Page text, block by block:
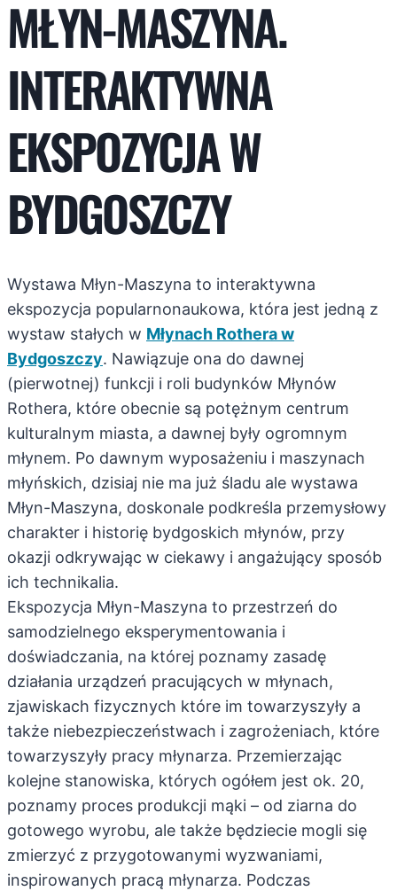
MŁYN-MASZYNA.
INTERAKTYWNA
EKSPOZYCJA W
BYDGOSZCZY
Wystawa Młyn-Maszyna to interaktywna
ekspozycja popularnonaukowa, która jest jedną z
wystaw stałych w Młynach Rothera w
Bydgoszczy. Nawiązuje ona do dawnej
(pierwotnej) funkcji i roli budynków Młynów
Rothera, które obecnie są potężnym centrum
kulturalnym miasta, a dawnej były ogromnym
młynem. Po dawnym wyposażeniu i maszynach
młyńskich, dzisiaj nie ma już śladu ale wystawa
Młyn-Maszyna, doskonale podkreśla przemysłowy
charakter i historię bydgoskich młynów, przy
okazji odkrywając w ciekawy i angażujący sposób
ich technikalia.
Ekspozycja Młyn-Maszyna to przestrzeń do
samodzielnego eksperymentowania i
doświadczania, na której poznamy zasadę
działania urządzeń pracujących w młynach,
zjawiskach fizycznych które im towarzyszyły a
także niebezpieczeństwach i zagrożeniach, które
towarzyszyły pracy młynarza. Przemierzając
kolejne stanowiska, których ogółem jest ok. 20,
poznamy proces produkcji mąki – od ziarna do
gotowego wyrobu, ale także będziecie mogli się
zmierzyć z przygotowanymi wyzwaniami,
inspirowanych pracą młynarza. Podczas